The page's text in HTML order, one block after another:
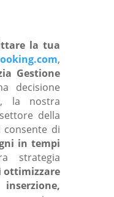
la tua
,
Gestione
decisione
la nostra
della
di
in tempi
strategia
ottimizzare